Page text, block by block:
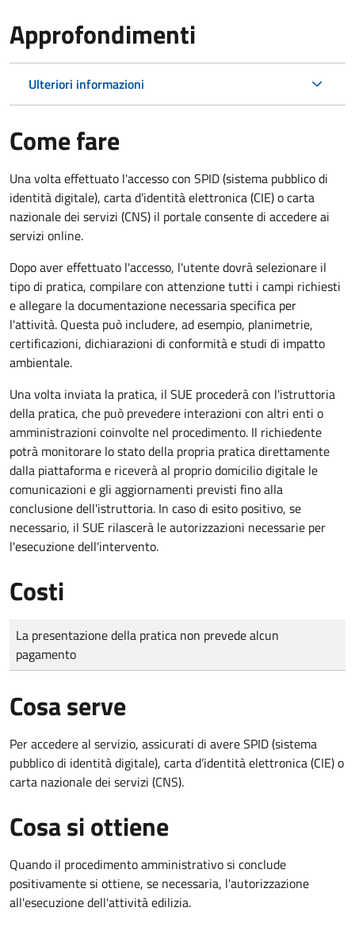
Approfondimenti
Ulteriori informazioni
Come fare
Una volta effettuato l'accesso con SPID (sistema pubblico di
identità digitale), carta d’identità elettronica (CIE) o carta
nazionale dei servizi (CNS) il portale consente di accedere ai
servizi online.
Dopo aver effettuato l'accesso, l'utente dovrà selezionare il
tipo di pratica, compilare con attenzione tutti i campi richiesti
e allegare la documentazione necessaria specifica per
l'attività. Questa può includere, ad esempio, planimetrie,
certificazioni, dichiarazioni di conformità e studi di impatto
ambientale.
Una volta inviata la pratica, il SUE procederà con l'istruttoria
della pratica, che può prevedere interazioni con altri enti o
amministrazioni coinvolte nel procedimento. Il richiedente
potrà monitorare lo stato della propria pratica direttamente
dalla piattaforma e riceverà al proprio domicilio digitale le
comunicazioni e gli aggiornamenti previsti fino alla
conclusione dell'istruttoria. In caso di esito positivo, se
necessario, il SUE rilascerà le autorizzazioni necessarie per
l'esecuzione dell'intervento.
Costi
Tipo di pagamento
Importo
La presentazione della pratica non prevede alcun
pagamento
Cosa serve
Per accedere al servizio, assicurati di avere SPID (sistema
pubblico di identità digitale), carta d’identità elettronica (CIE) o
carta nazionale dei servizi (CNS).
Cosa si ottiene
Quando il procedimento amministrativo si conclude
positivamente si ottiene, se necessaria, l'autorizzazione
all'esecuzione dell'attività edilizia.